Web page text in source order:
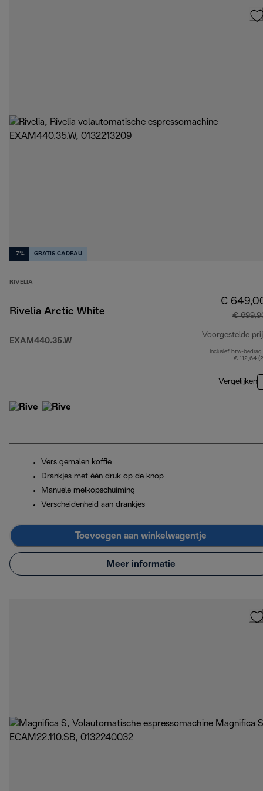
-7% GRATIS CADEAU
RIVELIA
Rivelia Arctic White
EXAM440.35.W
€
€
Voorgestelde
Inclusief btw-bedrag
€ 112,64
Vergelijken
Vers gemalen koffie
Drankjes met één druk op de knop
Manuele melkopschuiming
Verscheidenheid aan drankjes
Toevoegen aan winkelwagentje
Meer informatie